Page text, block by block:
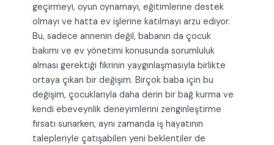
geçirmeyi, oyun oynamayı, eğitimlerine destek
olmayı ve hatta ev işlerine katılmayı arzu ediyor.
Bu, sadece annenin değil, babanın da çocuk
bakımı ve ev yönetimi konusunda sorumluluk
alması gerektiği fikrinin yaygınlaşmasıyla birlikte
ortaya çıkan bir değişim. Birçok baba için bu
değişim, çocuklarıyla daha derin bir bağ kurma ve
kendi ebeveynlik deneyimlerini zenginleştirme
fırsatı sunarken, aynı zamanda iş hayatının
talepleriyle çatışabilen yeni beklentiler de